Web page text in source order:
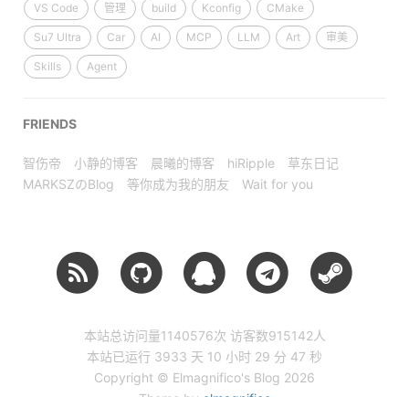
VS Code 管理 build Kconfig CMake
Su7 Ultra Car AI MCP LLM Art 审美
Skills Agent
FRIENDS
智伤帝 小静的博客 晨曦的博客 hiRipple
草东日记
MARKSZのBlog
等你成为我的朋友 Wait for you
本站总访问量1140576次 访客数915142 人
本站已运行 3933 天 10 小时 29 分 47 秒
Copyright © Elmagnifico's Blog 2026